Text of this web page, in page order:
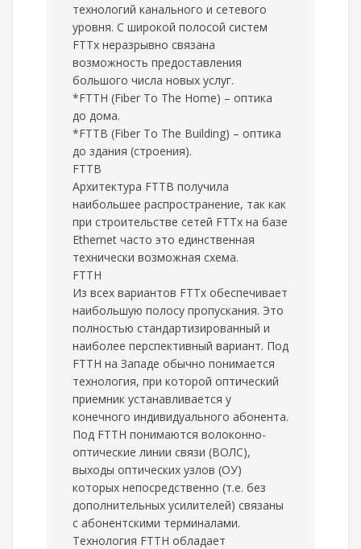
технологий канального и сетевого
уровня. С широкой полосой систем
FTTx неразрывно связана
возможность предоставления
большого числа новых услуг.
*FTTH (Fiber To The Home) – оптика
до дома.
*FTTB (Fiber To The Building) – оптика
до здания (строения).
FTTB
Архитектура FTTB получила
наибольшее распространение, так как
при строительстве сетей FTTx на базе
Ethernet часто это единственная
технически возможная схема.
FTTH
Из всех вариантов FTTx обеспечивает
наибольшую полосу пропускания. Это
полностью стандартизированный и
наиболее перспективный вариант. Под
FTTH на Западе обычно понимается
технология, при которой оптический
приемник устанавливается у
конечного индивидуального абонента.
Под FTTH понимаются волоконно-
оптические линии связи (ВОЛС),
выходы оптических узлов (ОУ)
которых непосредственно (т.е. без
дополнительных усилителей) связаны
с абонентскими терминалами.
Технология FTTH обладает